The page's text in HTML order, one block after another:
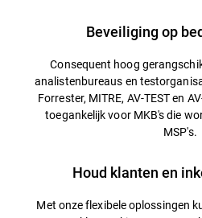
Beveiliging op
Consequent hoog
analistenbureaus en
Forrester, MITRE, AV-TEST en
toegankelijk voor MKB's die
MSP's.
Houd klanten en
Met onze flexibele oplossingen